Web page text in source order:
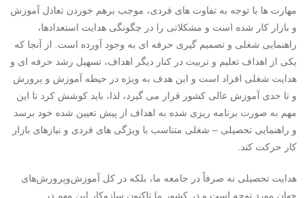
مهارت ها با توجه به تفاوت های فردی، موجب برهم خوردن تعادل آموزش
و بازار کار شده است و مشکلاتی را در چگونگی هدایت استعدادها،
راهنمایی شغلی و تصمیم گیری حرفه ای به وجود آورده است. از آنجا که
یکی از اهداف تعلیم و تربیت در کنار دیگر اهداف، تسهیل رشد حرفه ای و
هدایت شغلی افراد است و این هدف به ویژه در حیطه آموزش و پرورش
و تا حدی آموزش عالی کشور قرار می گیرد، لذا، باید کوشش کرد تا این
مهم به صورت برنامه ریزی شده به اهداف از پیش تعیین شده خود برسد
و راهنمایی تحصیلی – شغلی متناسب با ویژگی های فردی و نیازهای بازار
کار حرکت کند.
هدایت تحصیلی نه صرفاً در جامعه ما، بلکه در کل آموزش‌وپرورش‌های
جهان مورد توجه است و در کشور ما تاکنون سازوکار این مهم در